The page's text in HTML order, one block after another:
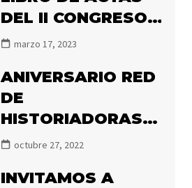
DEL II CONGRESO
DE LA RHF
HISTORIA Y
TRANSFORMACIÓN
POLÍTICA»
marzo 17, 2023
ANIVERSARIO RED
DE
HISTORIADORAS
FEMINISTAS
octubre 27, 2022
INVITAMOS A